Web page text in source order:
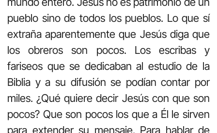
pueblo sino de todos los pueblos. Lo que sí
extraña aparentemente que Jesús diga que
los obreros son pocos. Los escribas y
fariseos que se dedicaban al estudio de la
Biblia y a su difusión se podían contar por
miles. ¿Qué quiere decir Jesús con que son
pocos? Que son pocos los que a Él le sirven
para extender su mensaje. Para hablar de